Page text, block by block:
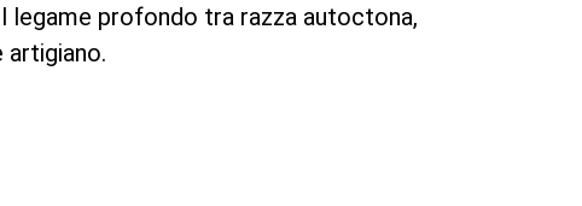
legame profondo tra razza autoctona,
artigiano.